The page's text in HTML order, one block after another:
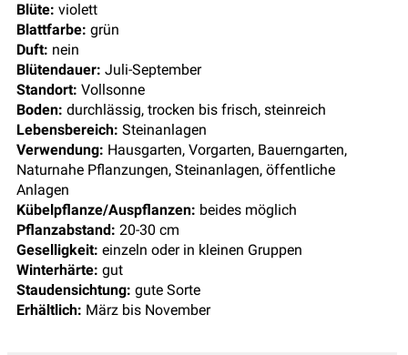
Blüte: violett
Blattfarbe: grün
Duft: nein
Blütendauer: Juli-September
Standort: Vollsonne
Boden: durchlässig, trocken bis frisch, steinreich
Lebensbereich: Steinanlagen
Verwendung: Hausgarten, Vorgarten, Bauerngarten,
Naturnahe Pflanzungen, Steinanlagen, öffentliche
Anlagen
Kübelpflanze/Auspflanzen: beides möglich
Pflanzabstand: 20-30 cm
Geselligkeit: einzeln oder in kleinen Gruppen
Winterhärte: gut
Staudensichtung: gute Sorte
Erhältlich: März bis November